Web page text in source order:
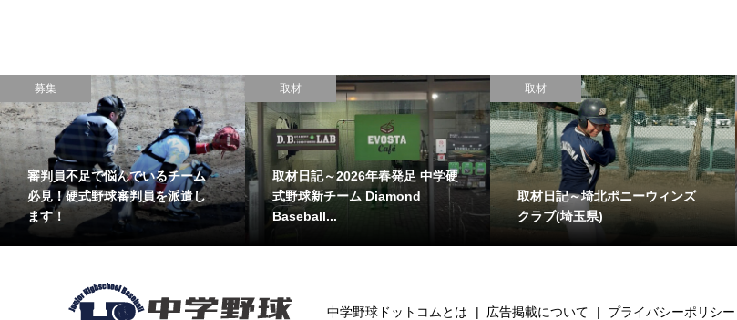
募集
審判員不足で悩んでいるチーム
必見！硬式野球審判員を派遣し
ます！
取材
取材日記～2026年春発足 中学硬
式野球新チーム Diamond
Baseball...
取材
取材日記～埼北ポニーウィンズ
クラブ(埼玉県)
中学野球ドットコムとは 広告掲載について プライバシーポリシー